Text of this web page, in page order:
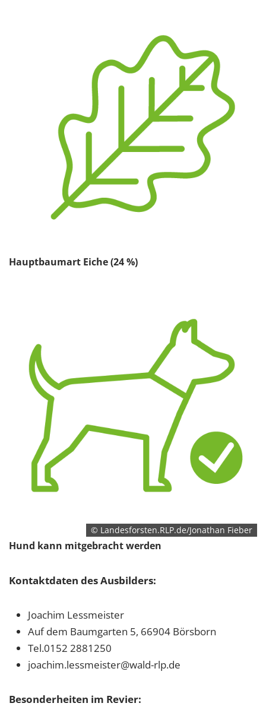
Hauptbaumart Eiche (24 %)
© Landesforsten.RLP.de/Jonathan Fieber
Hund kann mitgebracht werden
Kontaktdaten des Ausbilders:
Joachim Lessmeister
Auf dem Baumgarten 5, 66904 Börsborn
Tel.0152 2881250
joachim.lessmeister@wald-rlp.de
Besonderheiten im Revier: